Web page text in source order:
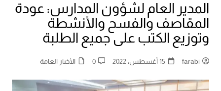
المدير العام لشؤون المدارس: عودة
المقاصف والفسح والأنشطة
وتوزيع الكتب على جميع الطلبة
farabi 15 أغسطس، 2022 0 الأخبار العامة